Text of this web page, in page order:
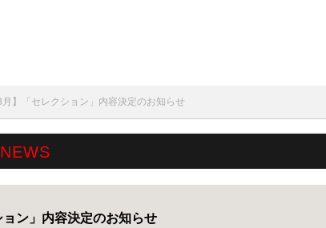
月】「セレクション」内容決定のお知らせ
NEWS
ョン」内容決定のお知らせ